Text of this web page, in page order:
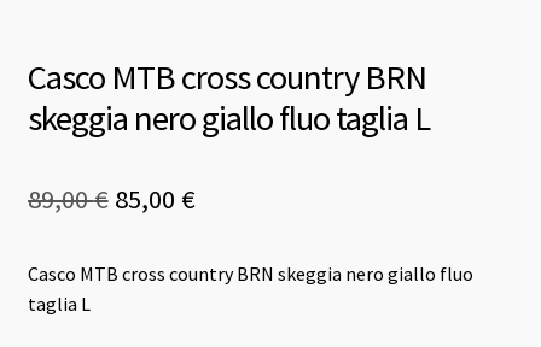
Casco MTB cross country BRN
skeggia nero giallo fluo taglia L
89,00€ Il
originale
85,00 €Il
attuale
Casco MTB cross country BRN skeggia nero giallo fluo
taglia L